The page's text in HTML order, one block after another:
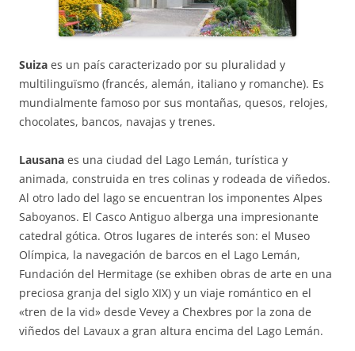
Suiza es un país caracterizado por su pluralidad y
multilinguïsmo (francés, alemán, italiano y romanche). Es
mundialmente famoso por sus montañas, quesos, relojes,
chocolates, bancos, navajas y trenes.
Lausana es una ciudad del Lago Lemán, turística y
animada, construida en tres colinas y rodeada de viñedos.
Al otro lado del lago se encuentran los imponentes Alpes
Saboyanos. El Casco Antiguo alberga una impresionante
catedral gótica. Otros lugares de interés son: el Museo
Olímpica, la navegación de barcos en el Lago Lemán,
Fundación del Hermitage (se exhiben obras de arte en una
preciosa granja del siglo XIX) y un viaje romántico en el
«tren de la vid» desde Vevey a Chexbres por la zona de
viñedos del Lavaux a gran altura encima del Lago Lemán.